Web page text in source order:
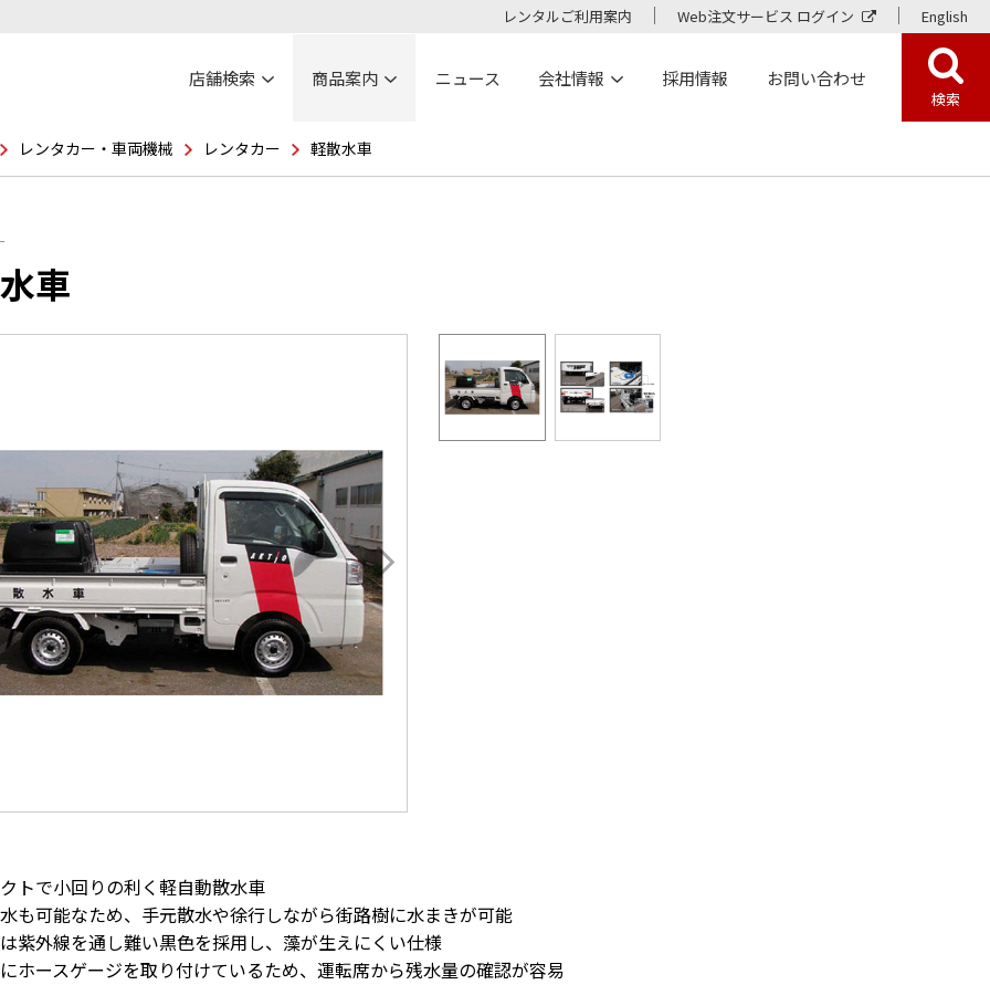
レンタルご利用案内 Web注文サービス ログイン English
店舗検索 商品案内 ニュース 会社情報 採用情報 お問い合わせ
検索
レンタカー・車両機械 レンタカー 軽散水車
車
トで小回りの利く軽自動散水車
も可能なため、手元散水や徐行しながら街路樹に水まきが可能
紫外線を通し難い黒色を採用し、藻が生えにくい仕様
ホースゲージを取り付けているため、運転席から残水量の確認が容易